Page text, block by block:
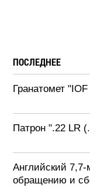
ПОСЛЕДНЕЕ
Гранатомет
Патрон ".22 LR
Английский
обращению и